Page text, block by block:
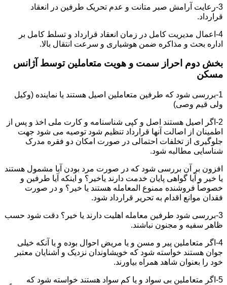
3-رعایت آرامش صبر متانت و عدم تحریک طرفین در انعقاد
قرارداد.
4-اعمال مدیریت کامل در زمان انعقاد قرارداد و تسلط کامل بر
اداره بحث و مذاکره ضمن هوشیاری و سرعت انتقال بالا.
بخش دوم احراز سمت و هویت متعاملین توسط آژانس
مسکن
1-بررسی شود که طرفین متعاملین اصیل هستند یا نماینده (وکیل
ولی قیم وصی)
2-اگر اصیل هستند اصل و کپی شناسنامه و کارت ملی اخذ و پس از
اطمینان از اصالت آنها قرارداد تنظیم شود توصیه می شود جهت
جلوگیری از تخلفات احتمالی در صورت امکان دو فقره مدرک
شناسایی مطالبه شود.
افزون بر آن بررسی شود که در صورت مرد بودن آیا مشمول هستند
یا خیر و آیا گواهی پایان خدمت دارند یاخیر؟ و اینکه آیا طرفین و
خصوصاً فروشنده ممنوع المعامله هستند یا خیر؟ و در صورت
فقدان موانع اقدام به تحریر قرارداد شود.
3-بررسی شود طرفین معامله اهلیت دارند یا خیر؟ دقت شود حسب
ظاهر سفیه و مجنون نباشند.
4-اگر متعاملین پیر و مسن و یا مریض احوال بوده و یا آنکه خیلی
جوان هستند خواسته شود که خویشاوندان نزدیک و آشنایان معتبر
خود را بعنوان شاهد همراه بیاورند.
5-اگر متعاملین بی سواد و یا کم سواد هستند خواسته شود که